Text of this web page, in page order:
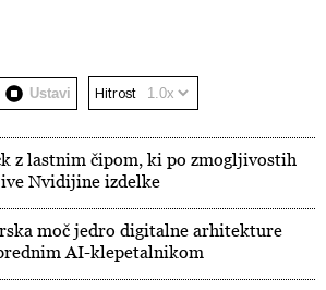
Ustavi Hitrost
z lastnim čipom, ki po zmogljivostih
Nvidijine izdelke
moč jedro digitalne arhitekture
AI-klepetalnikom